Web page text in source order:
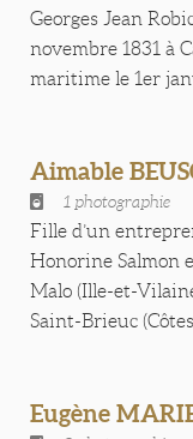
Georges Jean
novembre 1831 à
maritime le 1er
Aimable
1 photographie
Fille d’un
Honorine Salmon
Malo (Ille-et-
Saint-Brieuc
Eugène